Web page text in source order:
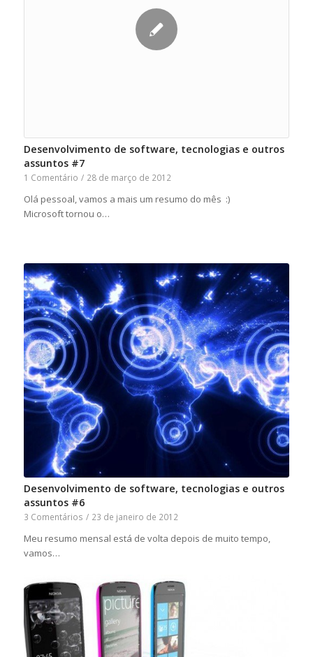
Desenvolvimento de software, tecnologias e outros
assuntos #7
1 Comentário / 28 de março de 2012
Olá pessoal, vamos a mais um resumo do mês :)
Microsoft tornou o…
Desenvolvimento de software, tecnologias e outros
assuntos #6
3 Comentários / 23 de janeiro de 2012
Meu resumo mensal está de volta depois de muito tempo,
vamos…